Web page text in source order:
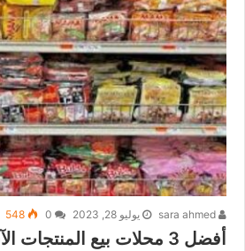
يوليو 28, 2023 548
أفضل 3 محلات بيع المنتجات الآسيوية في الرياض